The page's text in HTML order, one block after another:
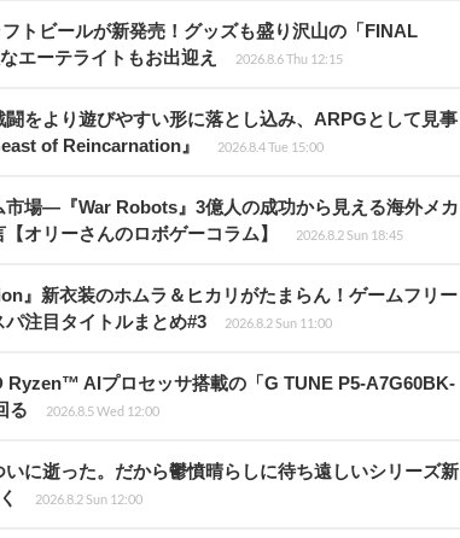
トビールが新発売！グッズも盛り沢山の「FINAL
エーテライトもお出迎え
2026.8.6 Thu 12:15
闘をより遊びやすい形に落とし込み、ARPGとして見事
of Reincarnation』
2026.8.4 Tue 15:00
市場―『War Robots』3億人の成功から見える海外メカ
オリーさんのロボゲーコラム】
2026.8.2 Sun 18:45
』新衣装のホムラ＆ヒカリがたまらん！ゲームフリー
注目タイトルまとめ#3
2026.8.2 Sun 11:00
Ryzen™ AIプロセッサ搭載の「G TUNE P5-A7G60BK-
る
2026.8.5 Wed 12:00
に逝った。だから鬱憤晴らしに待ち遠しいシリーズ新
2026.8.2 Sun 12:00